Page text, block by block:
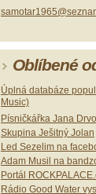
Oblíbené
Úplná databáze
Music)
Písničkářka Jana
Skupina Ješitný Jolan
Led Sezelim na
Adam Musil na
Portál
Rádio Good Water